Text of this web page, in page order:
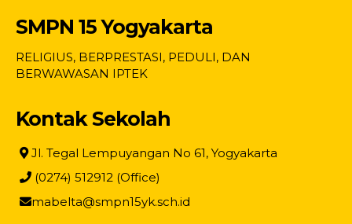
SMPN 15 Yogyakarta
RELIGIUS, BERPRESTASI, PEDULI, DAN
BERWAWASAN IPTEK
Kontak Sekolah
Jl. Tegal Lempuyangan No 61, Yogyakarta
(0274) 512912 (Office)
mabelta@smpn15yk.sch.id